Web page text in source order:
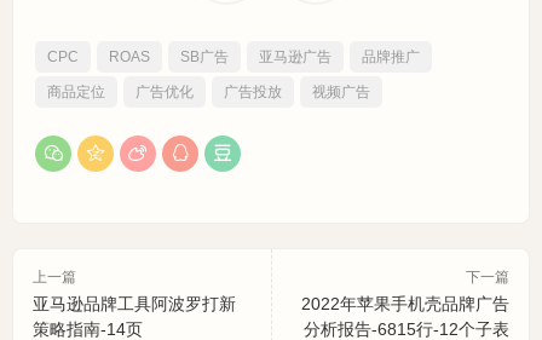
CPC ROAS SB广告 亚马逊广告 品牌推广
商品定位 广告优化 广告投放 视频广告
上一篇
亚马逊品牌工具阿波罗打新
策略指南-14页
下一篇
2022年苹果手机壳品牌广告
分析报告-6815行-12个子表